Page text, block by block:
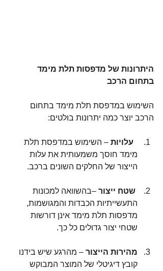
היתרונות של מדפסות תלת מימד
בתחום הרכב
השימוש במדפסת תלת מימד בתחום
הרכב יוצר כמה יתרונות בולטים:
עלויות – השימוש במדפסת תלת
מימד חוסך משמעותית את עלות
הייצור של החלקים השונים ברכב.
שטח ייצור –בהשוואה למכונות
התעשייתיות הכבדות והמגושמות,
מדפסות תלת מימד אינן דורשות
שטחי יצור גדולים כל כך.
מהירות הייצור – מהרגע שיש בידנו
קובץ דיגיטלי של המוצר המבוקש